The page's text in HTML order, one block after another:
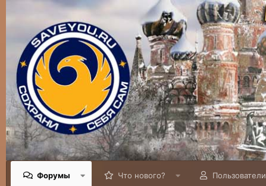
Форумы Что нового? Пользователи